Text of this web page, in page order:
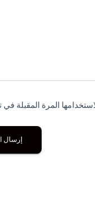
المرة المقبلة في